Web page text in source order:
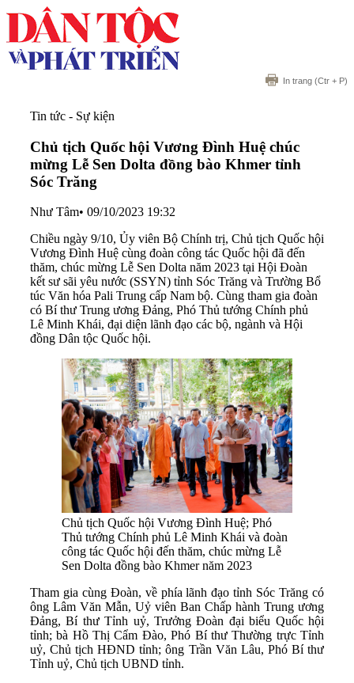
In trang (Ctr + P)
Tin tức - Sự kiện
Chủ tịch Quốc hội Vương Đình Huệ chúc
mừng Lễ Sen Dolta đồng bào Khmer tỉnh
Sóc Trăng
Như Tâm• 09/10/2023 19:32
Chiều ngày 9/10, Ủy viên Bộ Chính trị, Chủ tịch Quốc hội
Vương Đình Huệ cùng đoàn công tác Quốc hội đã đến
thăm, chúc mừng Lễ Sen Dolta năm 2023 tại Hội Đoàn
kết sư sãi yêu nước (SSYN) tỉnh Sóc Trăng và Trường Bổ
túc Văn hóa Pali Trung cấp Nam bộ. Cùng tham gia đoàn
có Bí thư Trung ương Đảng, Phó Thủ tướng Chính phủ
Lê Minh Khái, đại diện lãnh đạo các bộ, ngành và Hội
đồng Dân tộc Quốc hội.
Chủ tịch Quốc hội Vương Đình Huệ; Phó
Thủ tướng Chính phủ Lê Minh Khái và đoàn
công tác Quốc hội đến thăm, chúc mừng Lễ
Sen Dolta đồng bào Khmer năm 2023
Tham gia cùng Đoàn, về phía lãnh đạo tỉnh Sóc Trăng có
ông Lâm Văn Mẫn, Uỷ viên Ban Chấp hành Trung ương
Đảng, Bí thư Tỉnh uỷ, Trưởng Đoàn đại biểu Quốc hội
tỉnh; bà Hồ Thị Cẩm Đào, Phó Bí thư Thường trực Tỉnh
uỷ, Chủ tịch HĐND tỉnh; ông Trần Văn Lâu, Phó Bí thư
Tỉnh uỷ, Chủ tịch UBND tỉnh.